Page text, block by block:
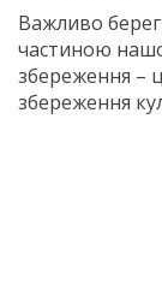
Важливо
частиною
збереження –
збереження